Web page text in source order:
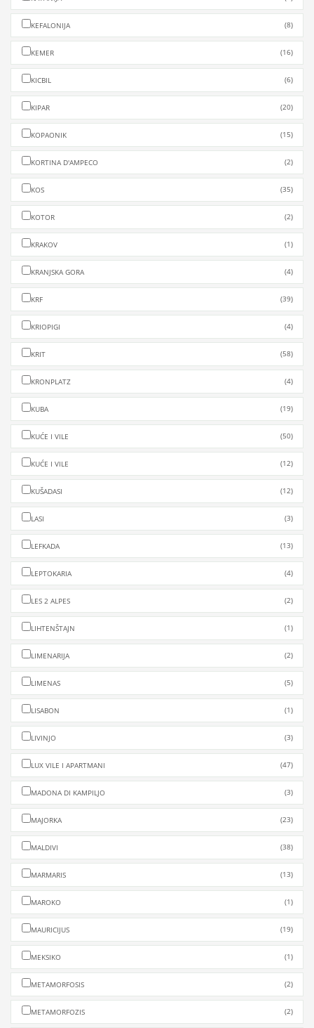
KEFALONIJA (8)
KEMER (16)
KICBIL (6)
KIPAR (20)
KOPAONIK (15)
KORTINA D'AMPECO (2)
KOS (35)
KOTOR (2)
KRAKOV (1)
KRANJSKA GORA (4)
KRF (39)
KRIOPIGI (4)
KRIT (58)
KRONPLATZ (4)
KUBA (19)
KUĆE I VILE (50)
KUĆE I VILE (12)
KUŠADASI (12)
LASI (3)
LEFKADA (13)
LEPTOKARIA (4)
LES 2 ALPES (2)
LIHTENŠTAJN (1)
LIMENARIJA (2)
LIMENAS (5)
LISABON (1)
LIVINJO (3)
LUX VILE I APARTMANI (47)
MADONA DI KAMPILJO (3)
MAJORKA (23)
MALDIVI (38)
MARMARIS (13)
MAROKO (1)
MAURICIJUS (19)
MEKSIKO (1)
METAMORFOSIS (2)
METAMORFOZIS (2)